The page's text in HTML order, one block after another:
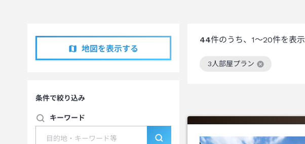
地図を表示する
条件で絞り込み
キーワード
44件のうち、 1～20件を表示
3人部屋プラン
この絞り込み条件を解除